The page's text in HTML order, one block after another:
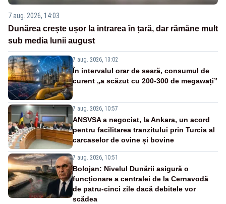
7 aug. 2026, 14:03
Dunărea crește ușor la intrarea în țară, dar rămâne mult
sub media lunii august
7 aug. 2026, 13:02
În intervalul orar de seară, consumul de
curent „a scăzut cu 200-300 de megawați”
7 aug. 2026, 10:57
ANSVSA a negociat, la Ankara, un acord
pentru facilitarea tranzitului prin Turcia al
carcaselor de ovine și bovine
7 aug. 2026, 10:51
Bolojan: Nivelul Dunării asigură o
funcționare a centralei de la Cernavodă
de patru-cinci zile dacă debitele vor
scădea